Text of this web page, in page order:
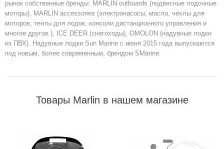
рынок собственные бренды: MARLIN outboards (подвесные лодочные
моторы), MARLIN accessories (электронасосы, масла, чехлы для
моторов, тенты для лодок, консоли дистанционного управления и
многое другое ), ICE DEER (снегоходы), OMOLON (надувные лодки
из ПВХ). Надувные лодки Sun Marine с июня 2015 года выпускаются
под новым, более современным, брендом SМarine.
Товары Marlin в нашем магазине